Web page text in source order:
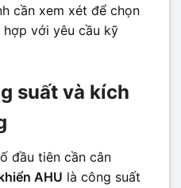
cần xem xét để chọn
hợp với yêu cầu kỹ
suất và kích
đầu tiên cần cân
AHU là công suất